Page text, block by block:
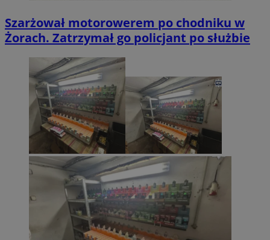
Szarżował motorowerem po chodniku w
Żorach. Zatrzymał go policjant po służbie